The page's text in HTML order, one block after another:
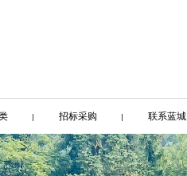
招标采购 联系蓝城